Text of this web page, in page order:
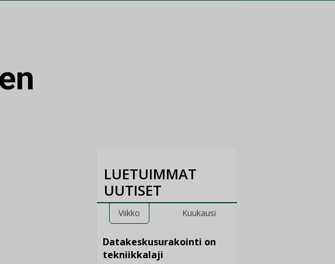
LUETUIMMAT
UUTISET
Viikko Kuukausi
Datakeskusurakointi on
tekniikkalaji